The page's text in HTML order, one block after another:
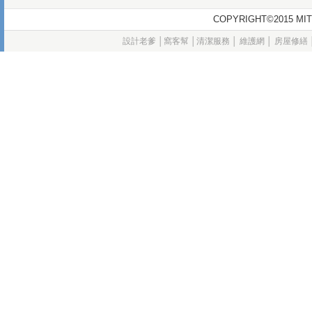
COPYRIGHT©2015
設計老爹 窩客幫 清潔服務 維護網 房屋修繕